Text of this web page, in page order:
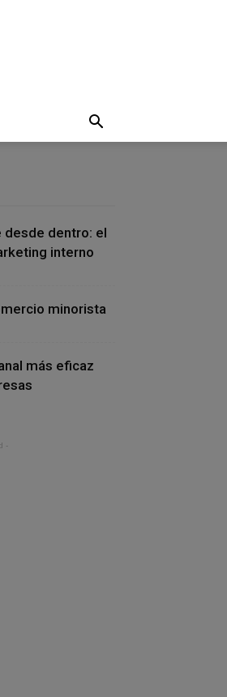
desde dentro: el
interno
minorista
más eficaz
-